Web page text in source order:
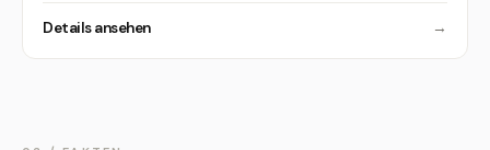
Details ansehen →